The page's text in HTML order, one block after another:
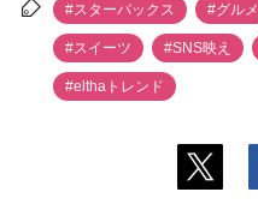
#スターバックス #グルメ
#スイーツ #SNS映え
#elthaトレンド